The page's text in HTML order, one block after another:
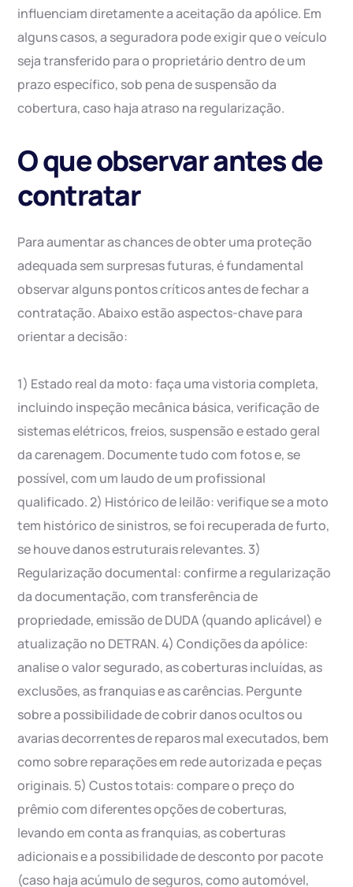
influenciam diretamente a aceitação da apólice. Em
alguns casos, a seguradora pode exigir que o veículo
seja transferido para o proprietário dentro de um
prazo específico, sob pena de suspensão da
cobertura, caso haja atraso na regularização.
O que observar antes de
contratar
Para aumentar as chances de obter uma proteção
adequada sem surpresas futuras, é fundamental
observar alguns pontos críticos antes de fechar a
contratação. Abaixo estão aspectos-chave para
orientar a decisão:
1) Estado real da moto: faça uma vistoria completa,
incluindo inspeção mecânica básica, verificação de
sistemas elétricos, freios, suspensão e estado geral
da carenagem. Documente tudo com fotos e, se
possível, com um laudo de um profissional
qualificado. 2) Histórico de leilão: verifique se a moto
tem histórico de sinistros, se foi recuperada de furto,
se houve danos estruturais relevantes. 3)
Regularização documental: confirme a regularização
da documentação, com transferência de
propriedade, emissão de DUDA (quando aplicável) e
atualização no DETRAN. 4) Condições da apólice:
analise o valor segurado, as coberturas incluídas, as
exclusões, as franquias e as carências. Pergunte
sobre a possibilidade de cobrir danos ocultos ou
avarias decorrentes de reparos mal executados, bem
como sobre reparações em rede autorizada e peças
originais. 5) Custos totais: compare o preço do
prêmio com diferentes opções de coberturas,
levando em conta as franquias, as coberturas
adicionais e a possibilidade de desconto por pacote
(caso haja acúmulo de seguros, como automóvel,